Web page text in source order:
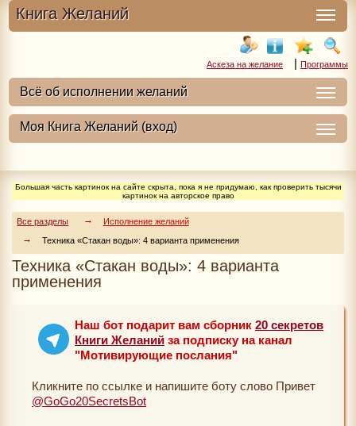
Книга Желаний
Аскеза на желание | Программы
Большая часть картинок на сайте скрыта, пока я не придумаю, как проверить тысячи
картинок на авторское право
Все разделы
Исполнение желаний
Техника «Cтакан воды»: 4 варианта применения
Техника «Cтакан воды»: 4 варианта
применения
Наш бот подарит вам сборник 20 секретов
Книги Желаний за подписку на канал
"Мотивирующие послания"
Кликните по ссылке и напишите боту слово Привет
@GoGo20SecretsBot